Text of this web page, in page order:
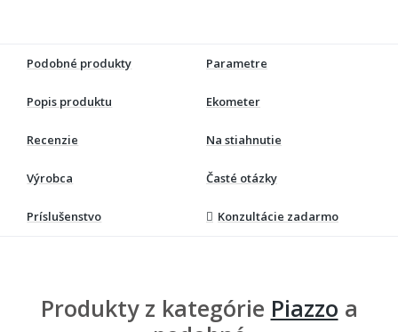
Podobné produkty Parametre
Popis produktu Ekometer
Recenzie Na stiahnutie
Výrobca Časté otázky
Príslušenstvo Konzultácie zadarmo
Produkty z kategórie Piazzo a